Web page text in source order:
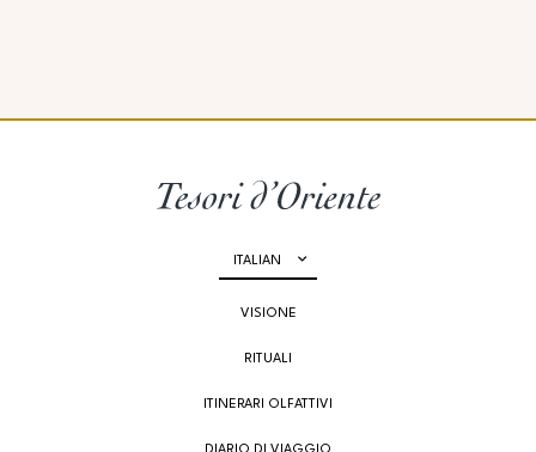
ITALIAN
VISIONE
RITUALI
ITINERARI OLFATTIVI